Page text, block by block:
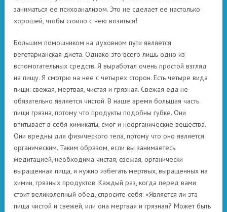
заниматься ее психоанализом. Это не сделает ее настолько
хорошей, чтобы стоило с нею возиться!
Большим помощником на духовном пути является
вегетарианская диета. Однако это всего лишь одно из
вспомогательных средств. Я выработал очень простой взгляд
на пищу. Я смотрю на нее с четырех сторон. Есть четыре вида
пищи: свежая, мертвая, чистая и грязная. Свежая еда не
обязательно является чистой. В наше время большая часть
пищи грязна, потому что продукты подобны губке. Они
впитывает в себя химикаты, смог и неорганические вещества.
Они вредны для физического тела, потому что оно является
органическим. Таким образом, если вы занимаетесь
медитацией, необходима чистая, свежая, органически
выращенная пища, и нужно избегать мертвых, выращенных на
химии, грязных продуктов. Каждый раз, когда перед вами
стоит великолепный обед, спросите себя: «Является ли эта
пища чистой и свежей, или она мертвая и грязная? Может быть